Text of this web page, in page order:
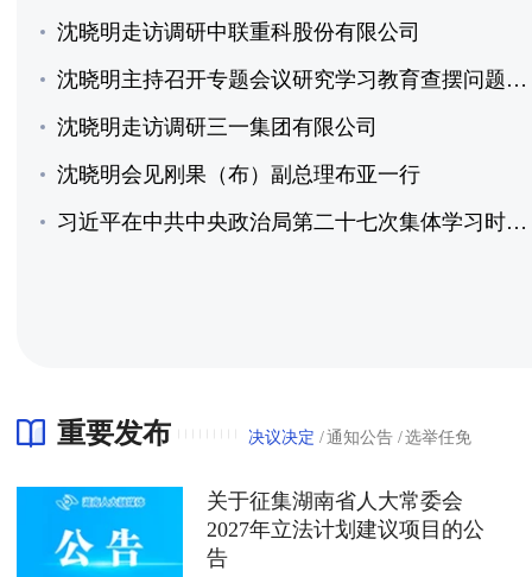
沈晓明走访调研中联重科股份有限公司
沈晓明主持召开专题会议研究学习教育查摆问题整改整治工作
沈晓明走访调研三一集团有限公司
沈晓明会见刚果（布）副总理布亚一行
习近平在中共中央政治局第二十七次集体学习时强调 强化政治引领 深化创新发展 高质量推进国防和军队现代化
重要发布 决议决定 通知公告 选举任免
关于征集湖南省人大常委会
2027年立法计划建议项目的公
告